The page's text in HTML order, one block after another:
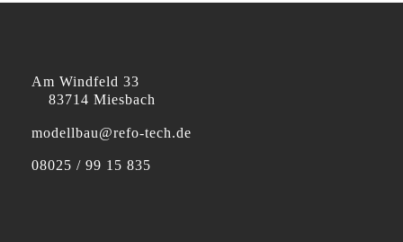
Am Windfeld 33
83714 Miesbach
modellbau@refo-tech.de
08025 / 99 15 835